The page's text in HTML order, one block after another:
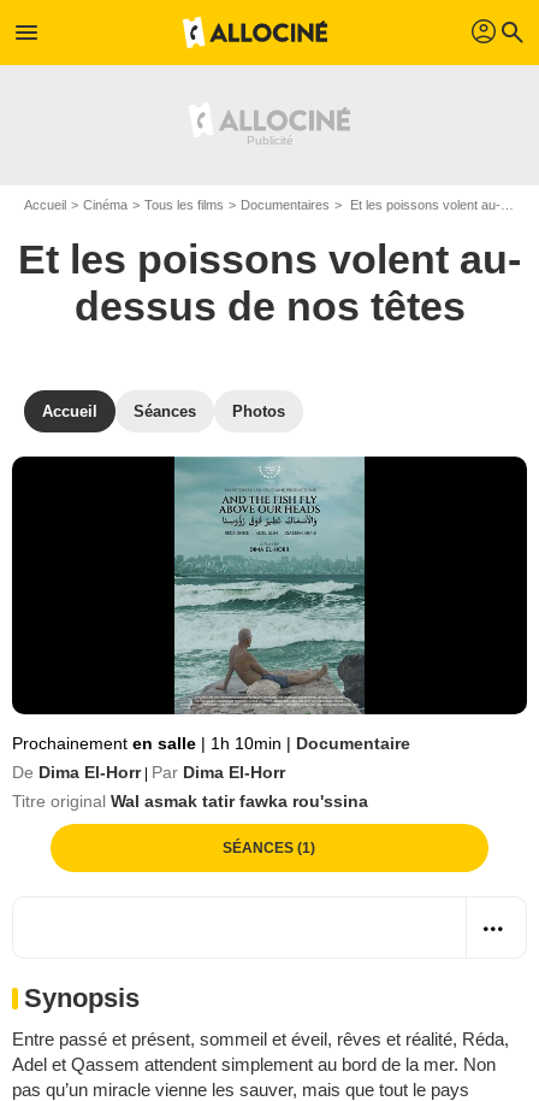
menu profil search
Accueil Cinéma Tous les films Documentaires Et les poissons volent au-dessus de nos têtes de Dima El-Horr
Et les poissons volent au-
dessus de nos têtes
Accueil Séances Photos
Prochainement en salle | 1h 10min | Documentaire
De Dima El-Horr Par Dima El-Horr
Titre original Wal asmak tatir fawka rou'ssina
SÉANCES (1)
Synopsis
Entre passé et présent, sommeil et éveil, rêves et réalité, Réda,
Adel et Qassem attendent simplement au bord de la mer. Non
pas qu’un miracle vienne les sauver, mais que tout le pays